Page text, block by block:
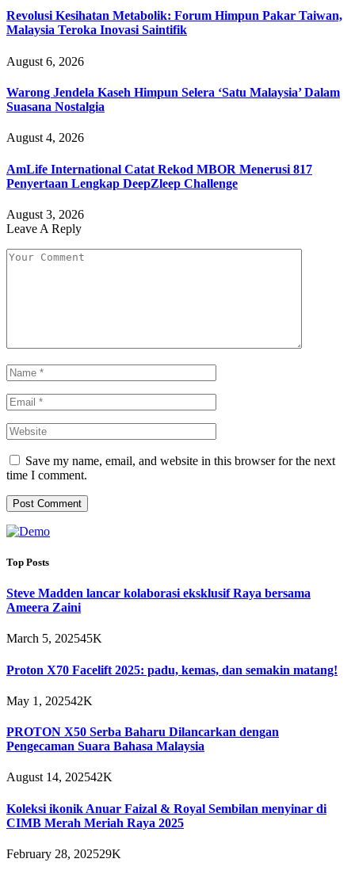
Revolusi Kesihatan Metabolik: Forum Himpun Pakar Taiwan,
Malaysia Teroka Inovasi Saintifik
August 6, 2026
Warong Jendela Kaseh Himpun Selera ‘Satu Malaysia’ Dalam
Suasana Nostalgia
August 4, 2026
AmLife International Catat Rekod MBOR Menerusi 817
Penyertaan Lengkap DeepZleep Challenge
August 3, 2026
Leave A Reply
Save my name, email, and website in this browser for the next
time I comment.
Top Posts
Steve Madden lancar kolaborasi eksklusif Raya bersama
Ameera Zaini
March 5, 202545K
Proton X70 Facelift 2025: padu, kemas, dan semakin matang!
May 1, 202542K
PROTON X50 Serba Baharu Dilancarkan dengan
Pengecaman Suara Bahasa Malaysia
August 14, 202542K
Koleksi ikonik Anuar Faizal & Royal Sembilan menyinar di
CIMB Merah Meriah Raya 2025
February 28, 202529K